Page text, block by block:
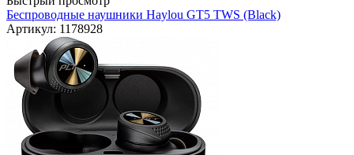
Беспроводные наушники Haylou GT5 TWS (Black)
Артикул: 1178928